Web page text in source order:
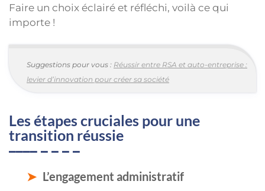
Faire un choix éclairé et réfléchi, voilà ce qui
importe !
Suggestions pour vous : Réussir entre RSA et auto-entreprise :
levier d’innovation pour créer sa société
Les étapes cruciales pour une
transition réussie
L’engagement administratif